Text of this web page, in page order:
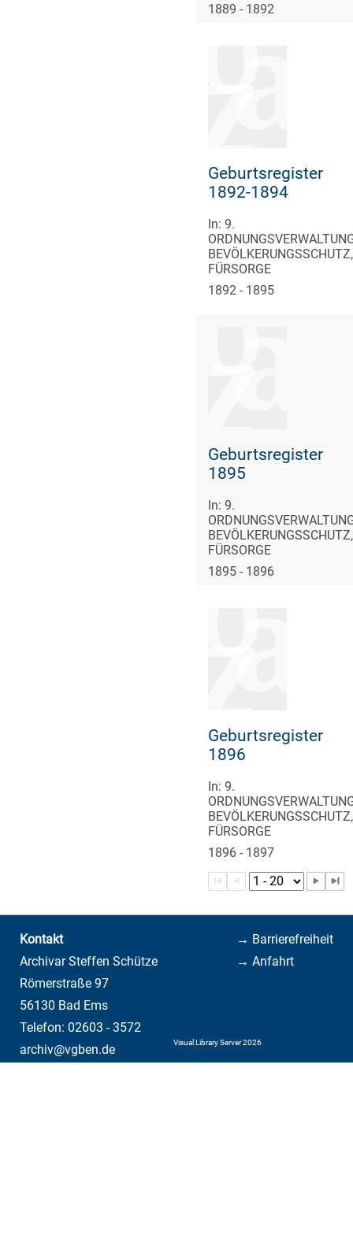
1889 - 1892
Geburtsregister
1892-1894
In: 9.
BEVÖLKERUNGSSCHUTZ,
FÜRSORGE
1892 - 1895
Geburtsregister
1895
In: 9.
BEVÖLKERUNGSSCHUTZ,
FÜRSORGE
1895 - 1896
Geburtsregister
1896
In: 9.
BEVÖLKERUNGSSCHUTZ,
FÜRSORGE
1896 - 1897
→ Barrierefreiheit
→ Anfahrt
Kontakt
Archivar Steffen Schütze
Römerstraße 97
56130 Bad Ems
Telefon: 02603 - 3572
archiv@vgben.de
Visual Library Server 2026